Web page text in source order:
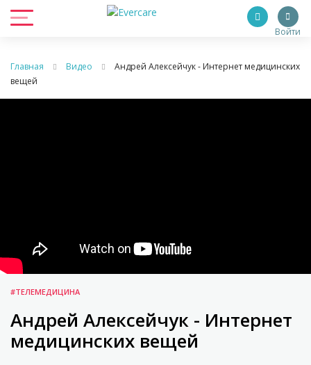
Войти
Главная Видео
Андрей Алексейчук - Интернет медицинских
вещей
#ТЕЛЕМЕДИЦИНА
Андрей Алексейчук - Интернет
медицинских вещей